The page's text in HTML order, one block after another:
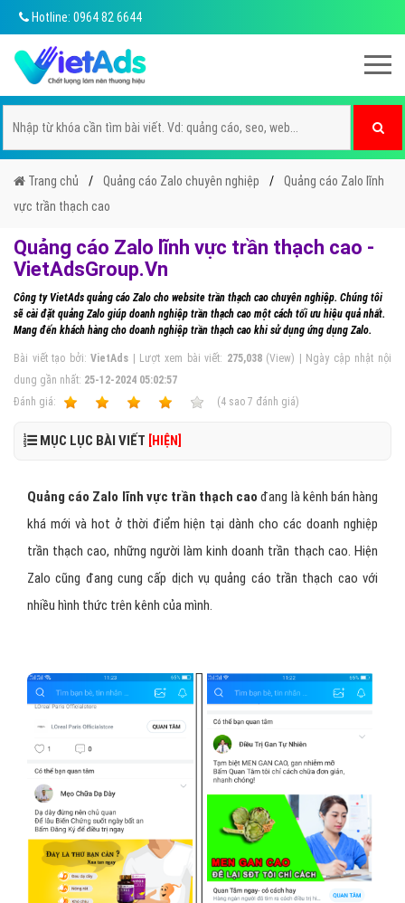
Hotline: 0964 82 6644
Trang chủ Quảng cáo Zalo chuyên nghiệp
Quảng cáo Zalo lĩnh
vực trần thạch cao
Quảng cáo Zalo lĩnh vực trần thạch cao -
VietAdsGroup.Vn
Công ty VietAds quảng cáo Zalo cho website trần thạch cao chuyên nghiệp. Chúng tôi
sẽ cài đặt quảng Zalo giúp doanh nghiệp trần thạch cao một cách tối ưu hiệu quả nhất.
Mang đến khách hàng cho doanh nghiệp trần thạch cao khi sử dụng ứng dụng Zalo.
Bài viết tạo bởi:VietAds | Lượt xem bài viết: 275,038(View) | Ngày cập nhật nội
dung gần nhất: 25-12-2024 05:02:57
Ðánh giá:
(4 sao 7 đánh giá)
MỤC LỤC BÀI VIẾT [HIỆN]
Quảng cáo Zalo lĩnh vực trần thạch cao đang là kênh bán hàng
khá mới và hot ở thời điểm hiện tại dành cho các doanh nghiệp
trần thạch cao, những người làm kinh doanh trần thạch cao. Hiện
Zalo cũng đang cung cấp dịch vụ quảng cáo trần thạch cao với
nhiều hình thức trên kênh của mình.